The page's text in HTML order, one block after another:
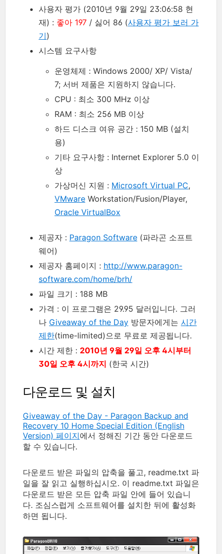
사용자 평가 (2010년 9월 29일 23:06:58 현
재) : 좋아 197 / 싫어 86 (사용자 평가 보러 가
기)
시스템 요구사항
운영체제 : Windows 2000/ XP/ Vista/
7; 서버 제품은 지원하지 않습니다.
CPU : 최소 300 MHz 이상
RAM : 최소 256 MB 이상
하드 디스크 여유 공간 : 150 MB (설치
용)
기타 요구사항 : Internet Explorer 5.0 이
상
가상머신 지원 : Microsoft Virtual PC,
VMware Workstation/Fusion/Player,
Oracle VirtualBox
제공자 : Paragon Software (파라곤 소프트
웨어)
제공자 홈페이지 : http://www.paragon-
software.com/home/brh/
파일 크기 : 188 MB
가격 : 이 프로그램은 29.95 달러입니다. 그러
나 Giveaway of the Day 방문자에게는 시간
제한(time-limited)으로 무료로 제공됩니다.
시간 제한 : 2010년 9월 29일 오후 4시부터
30일 오후 4시까지 (한국 시간)
다운로드 및 설치
Giveaway of the Day - Paragon Backup and
Recovery 10 Home Special Edition (English
Version) 페이지에서 정해진 기간 동안 다운로드
할 수 있습니다.
다운로드 받은 파일의 압축을 풀고, readme.txt 파
일을 잘 읽고 실행하십시오. 이 readme.txt 파일은
다운로드 받은 모든 압축 파일 안에 들어 있습니
다. 조심스럽게 소프트웨어를 설치한 뒤에 활성화
하면 됩니다.